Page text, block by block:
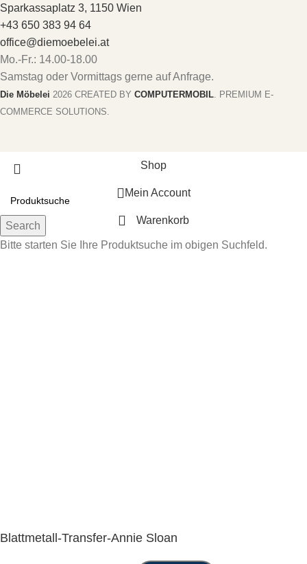
Sparkassaplatz 3, 1150 Wien
+43 650 383 94 64
office@diemoebelei.at
Mo.-Fr.: 14.00-18.00
Samstag oder Vormittags gerne auf Anfrage.
Die Möbelei 2026 CREATED BY COMPUTERMOBIL . PREMIUM E-
COMMERCE SOLUTIONS.
Search
Bitte starten Sie Ihre Produktsuche im obigen Suchfeld.
Shop
Mein Account
Warenkorb
Blattmetall-Transfer-Annie Sloan